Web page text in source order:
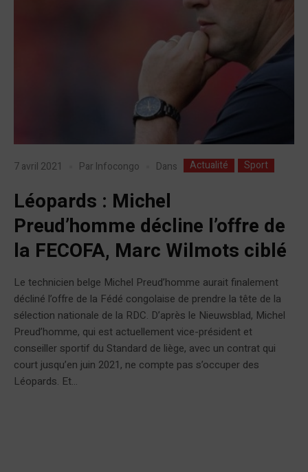
7 avril 2021 Par Infocongo Dans Actualité Sport
Léopards : Michel
Preud’homme décline l’offre de
la FECOFA, Marc Wilmots ciblé
Le technicien belge Michel Preud’homme aurait finalement
décliné l’offre de la Fédé congolaise de prendre la tête de la
sélection nationale de la RDC. D’après le Nieuwsblad, Michel
Preud’homme, qui est actuellement vice-président et
conseiller sportif du Standard de liège, avec un contrat qui
court jusqu’en juin 2021, ne compte pas s’occuper des
Léopards. Et...